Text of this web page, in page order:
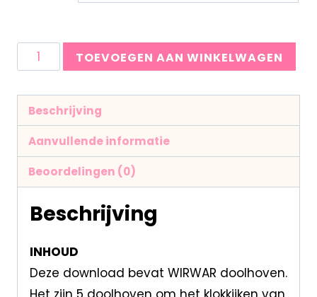
TOEVOEGEN AAN WINKELWAGEN
Beschrijving
Aanvullende informatie
Beoordelingen (0)
Beschrijving
INHOUD
Deze download bevat WIRWAR doolhoven.